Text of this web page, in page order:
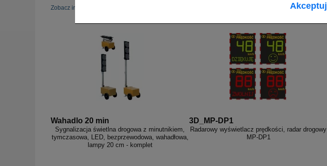
Zobacz inne popularne produkty w tej kategorii.
Wahadlo 20 min
Sygnalizacja świetlna drogowa z minutnikiem,
tymczasowa, LED, bezprzewodowa, wahadłowa,
lampy 20 cm - komplet
3D_MP-DP1
Radarowy wyświetlacz prędkości, radar drogowy
MP-DP1